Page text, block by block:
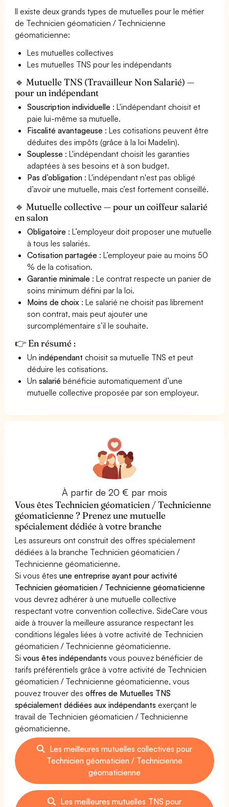
Il existe deux grands types de mutuelles pour le métier
de Technicien géomaticien / Technicienne
géomaticienne:
Les mutuelles collectives
Les mutuelles TNS pour les indépendants
🔹 Mutuelle TNS (Travailleur Non Salarié) —
pour un indépendant
Souscription individuelle : L'indépendant choisit et
paie lui-même sa mutuelle.
Fiscalité avantageuse : Les cotisations peuvent être
déduites des impôts (grâce à la loi Madelin).
Souplesse : L'indépendant choisit les garanties
adaptées à ses besoins et à son budget.
Pas d’obligation : L'indépendant n'est pas obligé
d’avoir une mutuelle, mais c’est fortement conseillé.
🔹 Mutuelle collective — pour un coiffeur salarié
en salon
Obligatoire : L’employeur doit proposer une mutuelle
à tous les salariés.
Cotisation partagée : L’employeur paie au moins 50
% de la cotisation.
Garantie minimale : Le contrat respecte un panier de
soins minimum défini par la loi.
Moins de choix : Le salarié ne choisit pas librement
son contrat, mais peut ajouter une
surcomplémentaire s’il le souhaite.
👉 En résumé :
Unindépendant choisit sa mutuelle TNS et peut
déduire les cotisations.
Unsalarié bénéficie automatiquement d’une
mutuelle collective proposée par son employeur.
À partir de 20 € par mois
Vous êtes Technicien géomaticien / Technicienne
géomaticienne ? Prenez une mutuelle
spécialement dédiée à votre branche
Les assureurs ont construit des offres spécialement
dédiées à la branche Technicien géomaticien /
Technicienne géomaticienne.
Si vous êtesune entreprise ayant pour activité
Technicien géomaticien / Technicienne géomaticienne
vous devrez adhérer à une mutuelle collective
respectant votre convention collective. SideCare vous
aide à trouver la meilleure assurance respectant les
conditions légales liées à votre activité de Technicien
géomaticien / Technicienne géomaticienne.
Sivous êtes indépendants vous pouvez bénéficier de
tarifs préférentiels grâce à votre activité de Technicien
géomaticien / Technicienne géomaticienne, vous
pouvez trouver desoffres de Mutuelles TNS
spécialement dédiées aux indépendants exerçant le
travail de Technicien géomaticien / Technicienne
géomaticienne.
Les meilleures mutuelles collectives pour
Technicien géomaticien / Technicienne
géomaticienne
Les meilleures mutuelles TNS pour